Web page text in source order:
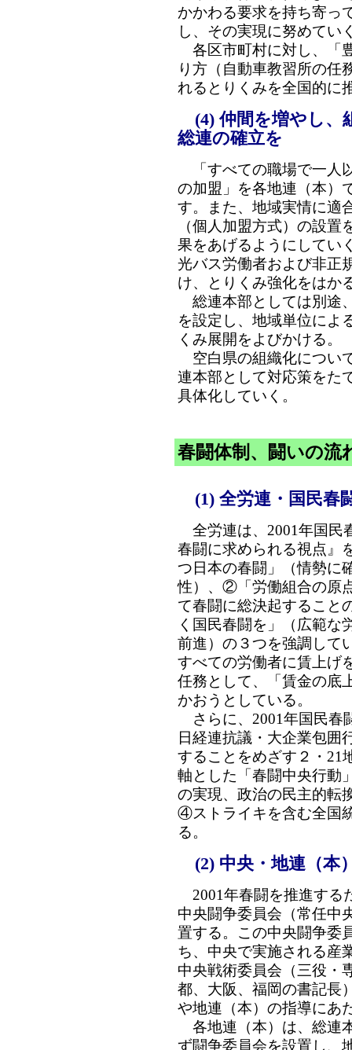
かかわる要求を持ち寄っ
し、その実現に努めてい
各区市町村に対し、「
り方（自動車教習所の任
れるとりくみを全国的に
(4) 仲間を増やし、
総連の確立を
「すべての職場で一人
の加盟」を各地連（本）
す。また、地域実情に適
（個人加盟方式）の設
果をあげるようにしてい
光バス労働者および非正
け、とりくみ強化をはか
総連本部としては別途
を設定し、地域単位によ
くみ展開をよびかける。
空白県の組織化につい
連本部として対応策をた
具体化していく。
春闘体制、闘いの流
(1) 全労連・国民春
全労連は、2001年国民
春闘に求められる視点』
つ日本の春闘」（情勢に
性）、②「労働組合の原
て春闘に総決起すること
く国民春闘を」（広範な
前進）の３つを強調して
すべての労働者に賃上げ
任務として、「賃金の底
かおうとしている。
さらに、2001年国民春
日経連抗議・大企業包
することをめざす２・
軸とした「春闘中央行動
の実現、政治の民主的転
④ストライキを含む全国
る。
(2) 中央・地連（本
2001年春闘を推進する
中央闘争委員会（常任中
置する。この中央闘争委
ち、中央で実施される産
中央戦術委員会（三役・
都、大阪、福岡の書記長
や地連（本）の指導にあ
各地連（本）は、総連
ず闘争委員会を設置し、